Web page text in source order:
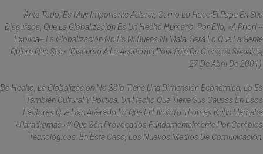
Ante Todo, Es Muy Importante Aclarar, Como Lo Hace El Papa En Sus
Discursos, Que La Globalización Es Un Hecho Humano. Por Ello, «a Priori --
Explica-- La Globalización No Es Ni Buena Ni Mala. Será Lo Que La Gente
Quiera Que Sea» (Discurso A La Academia Pontificia De Ciencias Sociales,
27 De Abril De 2001).
De Hecho, La Globalización No Sólo Tiene Una Dimensión Económica, Lo Es
También Cultural Y Política. Un Hecho Que Tiene Sus Causas En Esos
Factores Que Han Alterado Lo Que El Filósofo Thomas Kuhn Llamaba
«paradigmas» Y Que Son Provocados Fundamentalmente Por Cambios
Tecnológicos: En Este Caso, Los Nuevos Medios De Comunicación.